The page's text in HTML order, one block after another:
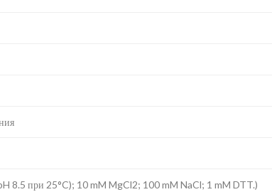
8.5 при 25°C); 10 mM MgCl2; 100 mM NaCl; 1 mM DTT.)